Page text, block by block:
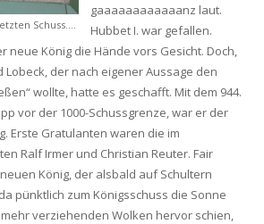
Schuss….
gaaaaaaaaaaaanz laut.
Hubbet I. war gefallen.
neue König die Hände vors Gesicht. Doch,
Lobeck, der nach eigener Aussage den
wollte, hatte es geschafft. Mit dem 944.
vor der 1000-Schussgrenze, war er der
Erste Gratulanten waren die im
Ralf Irmer und Christian Reuter. Fair
König, der alsbald auf Schultern
pünktlich zum Königsschuss die Sonne
verziehenden Wolken hervor schien,